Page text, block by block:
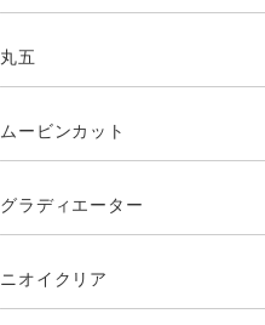
丸五
ムービンカット
グラディエーター
ニオイクリア